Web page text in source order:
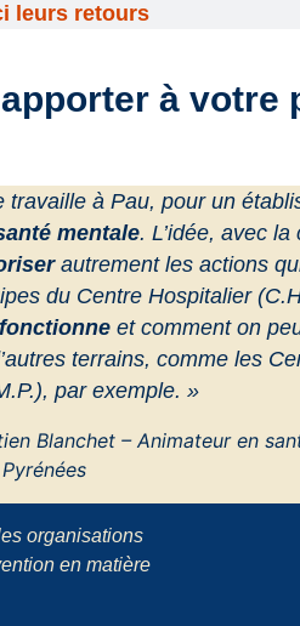
leurs retours
à votre
travaille à Pau, pour un
mentale. L’idée, avec
autrement les actions
du Centre Hospitalier
fonctionne et comment on
terrains, comme les
par exemple. »
Blanchet – Animateur en
organisations
en matière